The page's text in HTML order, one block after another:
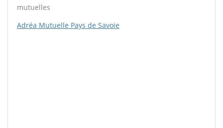
mutuelles
Adréa Mutuelle Pays de Savoie